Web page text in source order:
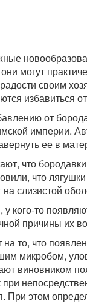
могут
своим
от
империи.
ее в
что
что
слизистой
кого-то
причины их
то, что
микробом,
виновником
при
При этом